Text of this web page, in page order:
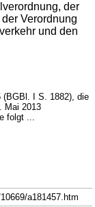
der
Verordnung
und den
(BGBl. I S. 1882), die
Mai 2013
folgt ...
a181457.htm